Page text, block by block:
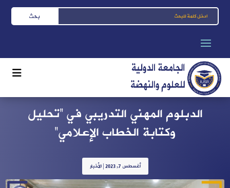
الدبلوم المهني التدريبي في “تحليل
وكتابة الخطاب الإعلامي”
أغسطس 7, 2023 |الأخبار